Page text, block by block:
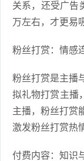
关系，还受广告
万左右，才更易
粉丝打赏：情感
粉丝打赏是主播
拟礼物打赏主播
主播，粉丝打赏
激发粉丝打赏热
付费内容：知识